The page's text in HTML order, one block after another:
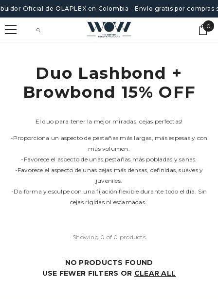
SALTAR AL CONTENIDO
Oficial de OLAPLEX en Colombia - Envío gratis por compras
0
0
Duo Lashbond +
Browbond 15% OFF
El duo para tener la mejor miradas, cejas perfectas!
-Proporciona un aspecto de pestañas más largas, más espesas y con
más volumen.
-Favorece el aspecto de unas pestañas más pobladas y sanas.
-Favorece el aspecto de unas cejas más densas, definidas, suaves y
juveniles.
-Da forma y esculpe con una fijación flexible durante todo el día. Sin
cejas rígidas ni escamadas.
Showing 0 of 0 products
NO PRODUCTS FOUND
USE FEWER FILTERS OR CLEAR ALL